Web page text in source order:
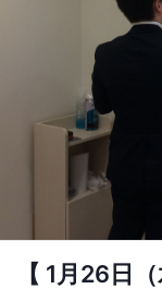
【 1月26日